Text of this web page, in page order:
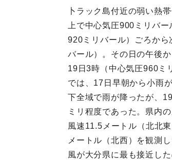
卜ラック島付近の弱い熱
上で中心気圧900ミリバ
920ミリバール）ごろか
バール）。その日の午後
19日3時（中心気圧960ミ
では、17日早朝から小雨
下全域で雨が降ったが、
ミリ程度であった。県内
風速11.5メートル（北北
メートル（北西）を観測
風が大分県に最も接近し